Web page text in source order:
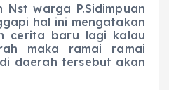
P.Sidimpuan
hal ini mengatakan
cerita baru lagi kalau
maka ramai ramai
daerah tersebut akan